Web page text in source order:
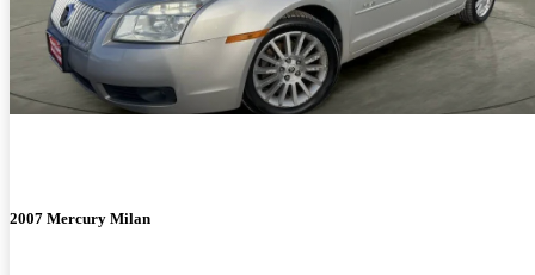
2007 Mercury Milan